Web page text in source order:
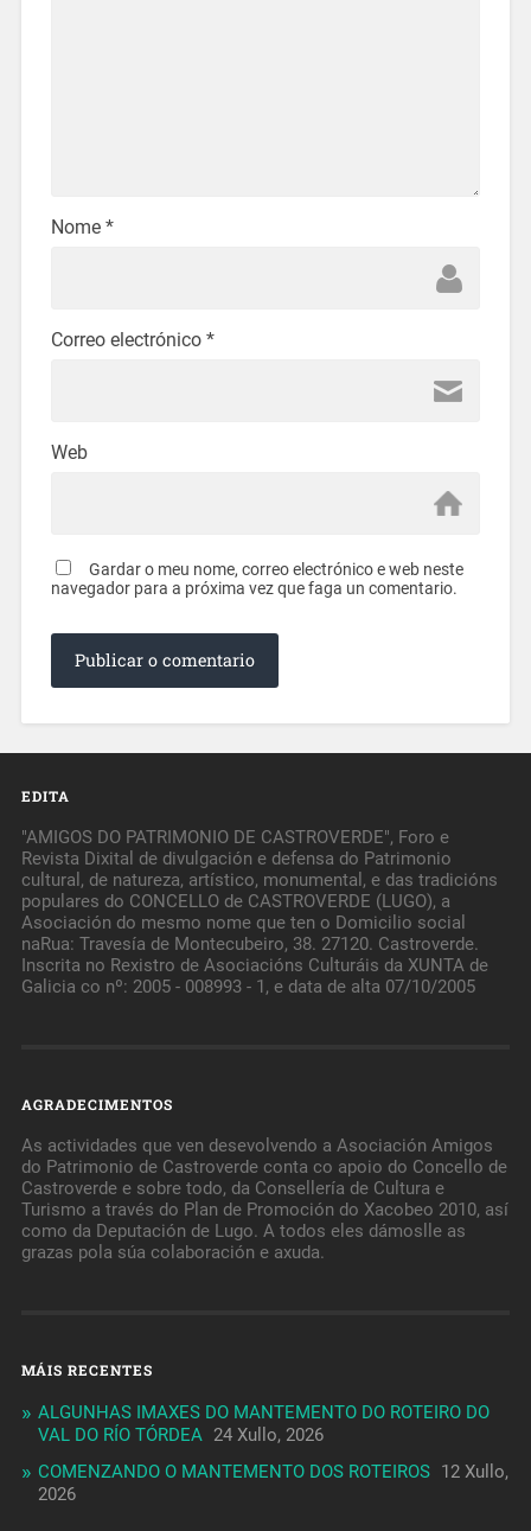
Nome *
Correo electrónico *
Web
Gardar o meu nome, correo electrónico e web neste
navegador para a próxima vez que faga un comentario.
EDITA
"AMIGOS DO PATRIMONIO DE CASTROVERDE", Foro e
Revista Dixital de divulgación e defensa do Patrimonio
cultural, de natureza, artístico, monumental, e das tradicións
populares do CONCELLO de CASTROVERDE (LUGO), a
Asociación do mesmo nome que ten o Domicilio social
naRua: Travesía de Montecubeiro, 38. 27120. Castroverde.
Inscrita no Rexistro de Asociacións Culturáis da XUNTA de
Galicia co nº: 2005 - 008993 - 1, e data de alta 07/10/2005
AGRADECIMENTOS
As actividades que ven desevolvendo a Asociación Amigos
do Patrimonio de Castroverde conta co apoio do Concello de
Castroverde e sobre todo, da Consellería de Cultura e
Turismo a través do Plan de Promoción do Xacobeo 2010, así
como da Deputación de Lugo. A todos eles dámoslle as
grazas pola súa colaboración e axuda.
MÁIS RECENTES
ALGUNHAS IMAXES DO MANTEMENTO DO ROTEIRO DO
VAL DO RÍO TÓRDEA 24 Xullo, 2026
COMENZANDO O MANTEMENTO DOS ROTEIROS 12 Xullo,
2026